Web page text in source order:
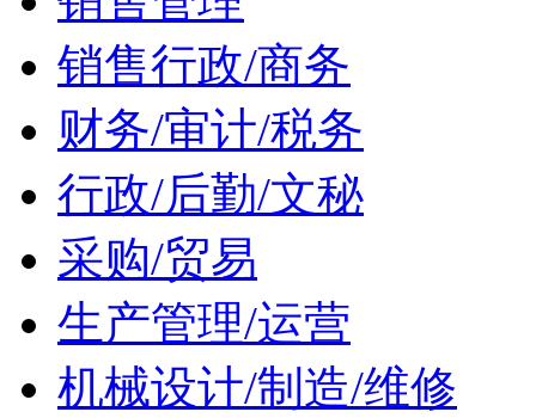
销售行政/商务
财务/审计/税务
行政/后勤/文秘
采购/贸易
生产管理/运营
机械设计/制造/维修